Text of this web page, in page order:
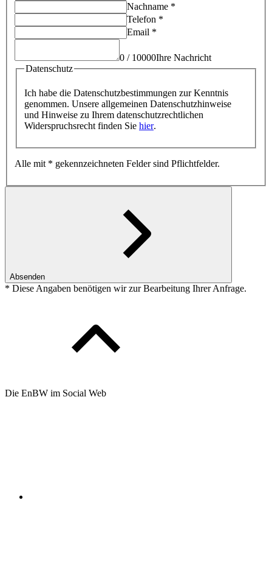
Nachname *
Telefon *
Email *
0 / 10000Ihre Nachricht
Datenschutz
Ich habe die Datenschutzbestimmungen zur Kenntnis
genommen. Unsere allgemeinen Datenschutzhinweise
und Hinweise zu Ihrem datenschutz­recht­lichen
Widerspruchsrecht finden Sie hier.
Alle mit * gekennzeichneten Felder sind Pflichtfelder.
Absenden
* Diese Angaben benötigen wir zur Bearbeitung Ihrer Anfrage.
Die EnBW im Social Web